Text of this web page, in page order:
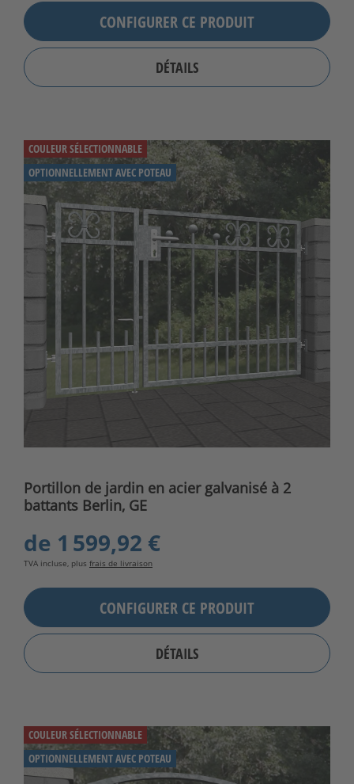
CONFIGURER CE PRODUIT
DÉTAILS
COULEUR SÉLECTIONNABLE
OPTIONNELLEMENT AVEC POTEAU
Portillon de jardin en acier galvanisé à 2
battants Berlin, GE
de 1 599,92 €
TVA incluse, plus frais de livraison
CONFIGURER CE PRODUIT
DÉTAILS
COULEUR SÉLECTIONNABLE
OPTIONNELLEMENT AVEC POTEAU